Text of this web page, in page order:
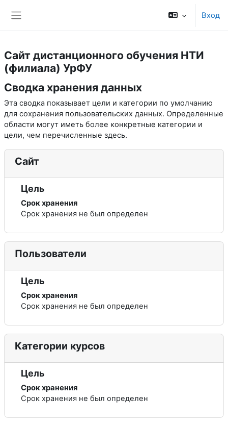
Вход
Сайт дистанционного обучения НТИ
(филиала) УрФУ
Сводка хранения данных
Эта сводка показывает цели и категории по умолчанию
для сохранения пользовательских данных. Определенные
области могут иметь более конкретные категории и
цели, чем перечисленные здесь.
Сайт
Цель
Срок хранения
Срок хранения не был определен
Пользователи
Цель
Срок хранения
Срок хранения не был определен
Категории курсов
Цель
Срок хранения
Срок хранения не был определен